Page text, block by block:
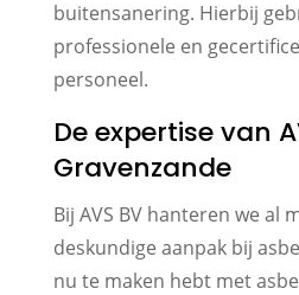
buitensanering. Hierbij
professionele en
personeel.
De expertise van
Gravenzande
Bij AVS BV hanteren we al
deskundige aanpak bij
nu te maken hebt met